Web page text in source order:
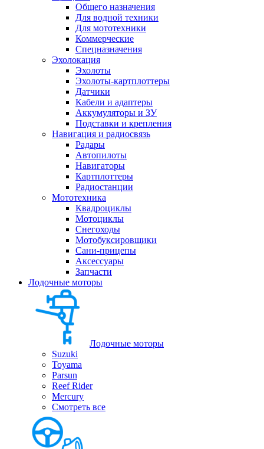
Общего назначения
Для водной техники
Для мототехники
Коммерческие
Спецназначения
Эхолокация
Эхолоты
Эхолоты-картплоттеры
Датчики
Кабели и адаптеры
Аккумуляторы и ЗУ
Подставки и крепления
Навигация и радиосвязь
Радары
Автопилоты
Навигаторы
Картплоттеры
Радиостанции
Мототехника
Квадроциклы
Мотоциклы
Снегоходы
Мотобуксировщики
Сани-прицепы
Аксессуары
Запчасти
Лодочные моторы
Лодочные моторы
Suzuki
Toyama
Parsun
Reef Rider
Mercury
Смотреть все